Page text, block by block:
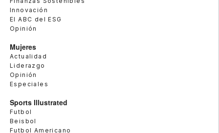
Innovación
El ABC del ESG
Opinión
Mujeres
Actualidad
Liderazgo
Opinión
Especiales
Sports Illustrated
Futbol
Beisbol
Futbol Americano